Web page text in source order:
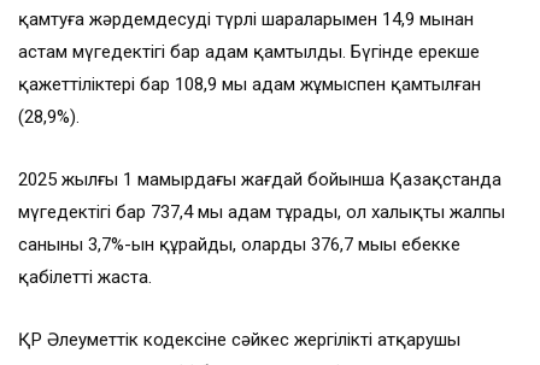
қамтуға жәрдемдесудің түрлі шараларымен 14,9 мыңнан
астам мүгедектігі бар адам қамтылды. Бүгінде ерекше
қажеттіліктері бар 108,9 мың адам жұмыспен қамтылған
(28,9%).
2025 жылғы 1 мамырдағы жағдай бойынша Қазақстанда
мүгедектігі бар 737,4 мың адам тұрады, ол халықтың жалпы
санының 3,7%-ын құрайды, олардың 376,7 мыңы еңбекке
қабілетті жаста.
ҚР Әлеуметтік кодексіне сәйкес жергілікті атқарушы